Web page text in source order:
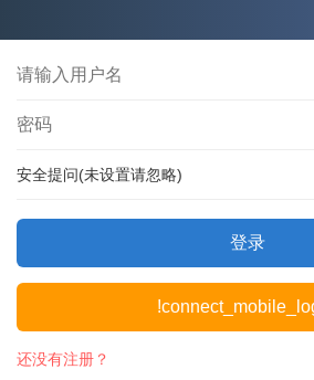
安全提问(未设置请忽略)
登录
还没有注册？